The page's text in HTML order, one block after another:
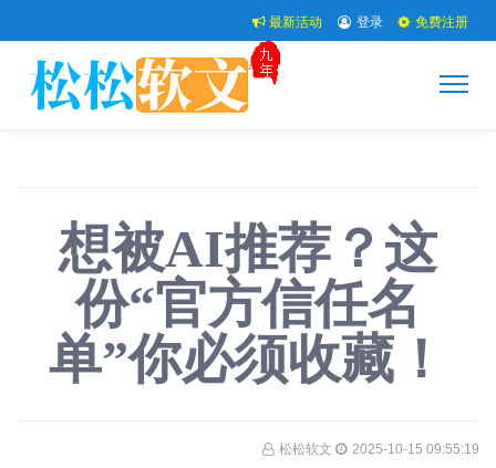
最新活动 登录 免费注册
想被AI推荐？这
份“官方信任名
单”你必须收藏！
松松软文 2025-10-15 09:55:19